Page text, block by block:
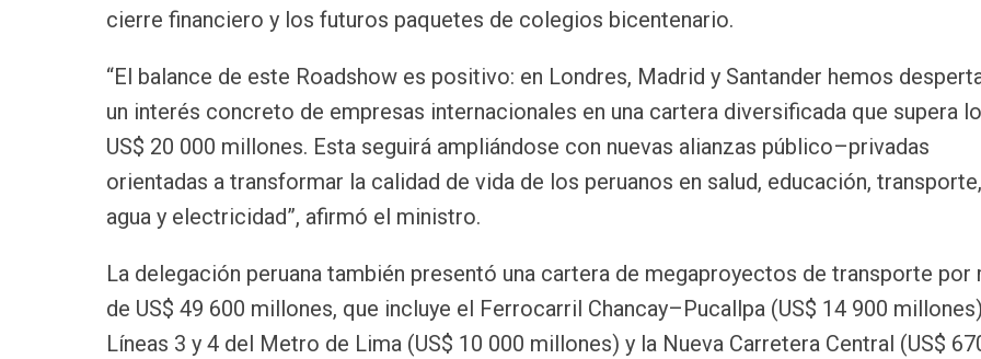
cierre financiero y los futuros paquetes de colegios bicentenario.
“El balance de este Roadshow es positivo: en Londres, Madrid y Santander hemos
un interés concreto de empresas internacionales en una cartera diversificada que supera
US$ 20 000 millones. Esta seguirá ampliándose con nuevas alianzas público–privadas
orientadas a transformar la calidad de vida de los peruanos en salud, educación, transporte,
agua y electricidad”, afirmó el ministro.
La delegación peruana también presentó una cartera de megaproyectos de transporte por
de US$ 49 600 millones, que incluye el Ferrocarril Chancay–Pucallpa (US$ 14 900
Líneas 3 y 4 del Metro de Lima (US$ 10 000 millones) y la Nueva Carretera Central (US$